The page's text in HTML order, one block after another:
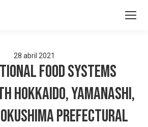
28 abril 2021
Food Systems
Hokkaido, Yamanashi,
Prefectural